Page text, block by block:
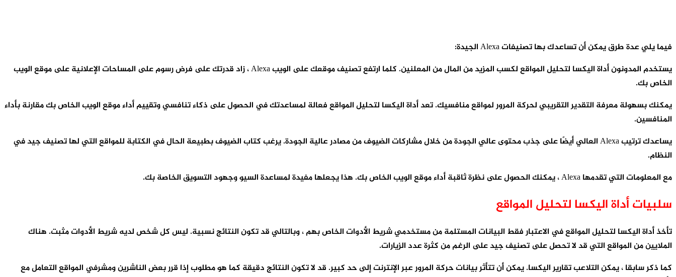
فيما يلي عدة طرق يمكن أن تساعدك بها تصنيفات Alexa الجيدة:
يستخدم المدونون أداة اليكسا لتحليل المواقع لكسب المزيد من المال من المعلنين. كلما ارتفع تصنيف موقعك على الويب Alexa ، زاد قدرتك على فرض رسوم على المساحات الإعلانية على موقع الويب
الخاص بك.
يمكنك بسهولة معرفة التقدير التقريبي لحركة المرور لمواقع منافسيك. تعد أداة اليكسا لتحليل المواقع فعالة لمساعدتك في الحصول على ذكاء تنافسي وتقييم أداء موقع الويب الخاص بك مقارنة بأداء
المنافسين.
يساعدك ترتيب Alexa العالي أيضًا على جذب محتوى عالي الجودة من خلال مشاركات الضيوف من مصادر عالية الجودة. يرغب كتاب الضيوف بطبيعة الحال في الكتابة للمواقع التي لها تصنيف جيد في
النظام.
مع المعلومات التي تقدمها Alexa ، يمكنك الحصول على نظرة ثاقبة أداء موقع الويب الخاص بك. هذا يجعلها مفيدة لمساعدة السيو وجهود التسويق الخاصة بك.
سلبيات أداة اليكسا لتحليل المواقع
تأخذ أداة اليكسا لتحليل المواقع في الاعتبار فقط البيانات المستلمة من مستخدمي شريط الأدوات الخاص بهم ، وبالتالي قد تكون النتائج نسبية. ليس كل شخص لديه شريط الأدوات مثبت. هناك
الملايين من المواقع التي قد لا تحصل على تصنيف جيد على الرغم من كثرة عدد الزيارات.
كما ذكر سابقا ، يمكن التلاعب تقارير اليكسا. يمكن أن تتأثر بيانات حركة المرور عبر الإنترنت إلى حد كبير. قد لا تكون النتائج دقيقة كما هو مطلوب إذا قرر بعض الناشرين ومشرفي المواقع التعامل مع